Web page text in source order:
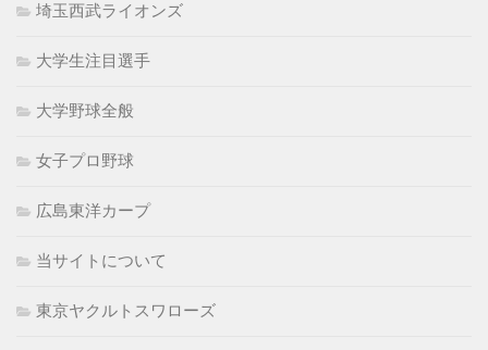
埼玉西武ライオンズ
大学生注目選手
大学野球全般
女子プロ野球
広島東洋カープ
当サイトについて
東京ヤクルトスワローズ